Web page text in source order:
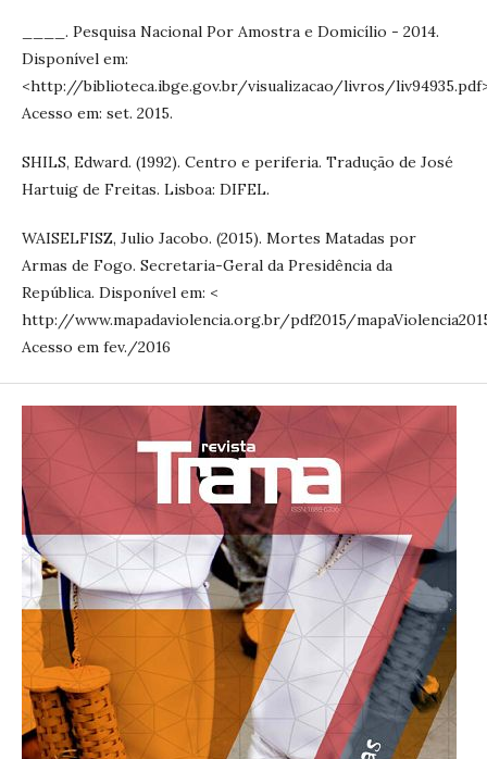
____. Pesquisa Nacional Por Amostra e Domicílio - 2014.
Disponível em:
<http://biblioteca.ibge.gov.br/visualizacao/livros/
Acesso em: set. 2015.
SHILS, Edward. (1992). Centro e periferia. Tradução de José
Hartuig de Freitas. Lisboa: DIFEL.
WAISELFISZ, Julio Jacobo. (2015). Mortes Matadas por
Armas de Fogo. Secretaria-Geral da Presidência da
República. Disponível em: <
http://www.mapadaviolencia.org.br/pdf2015/
Acesso em fev./2016